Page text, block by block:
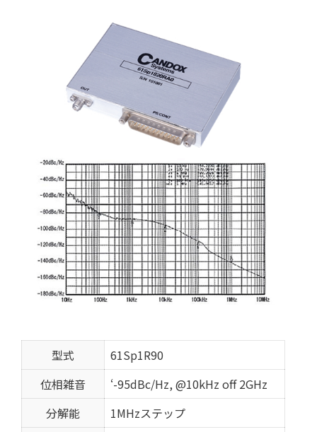
型式
61Sp1R90
位相雑音
‘-95dBc/Hz, @10kHz off 2GHz
分解能
1MHzステップ